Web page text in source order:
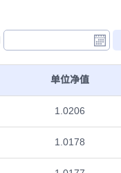
单位净值
1.0206
1.0178